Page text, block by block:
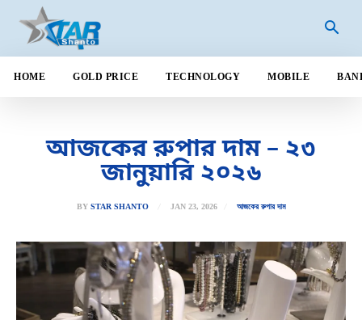
HOME GOLD PRICE TECHNOLOGY MOBILE
আজকের রুপার দাম – ২৩
জানুয়ারি ২০২৬
BY STAR SHANTO JAN 23, 2026 আজকের রুপার দাম